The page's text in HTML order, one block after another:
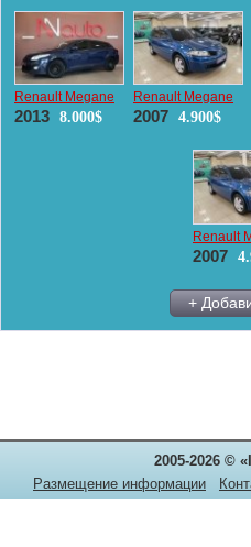
Renault Megane
2013 8.000$
Renault Megane
2007 4.900$
Renault
2007
+
2005-2026 ©
Размещение информации